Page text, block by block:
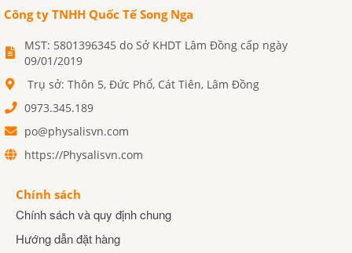
Công ty TNHH Quốc Tế Song Nga
MST: 5801396345 do Sở KHDT Lâm Đồng cấp ngày
09/01/2019
Trụ sở: Thôn 5, Đức Phổ, Cát Tiên, Lâm Đồng
0973.345.189
po@physalisvn.com
https://Physalisvn.com
Chính sách
Chính sách và quy định chung
Hướng dẫn đặt hàng